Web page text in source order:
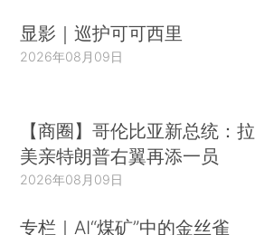
显影｜巡护可可西里
2026年08月09日
【商圈】哥伦比亚新总统：拉
美亲特朗普右翼再添一员
2026年08月09日
专栏｜AI“煤矿”中的金丝雀